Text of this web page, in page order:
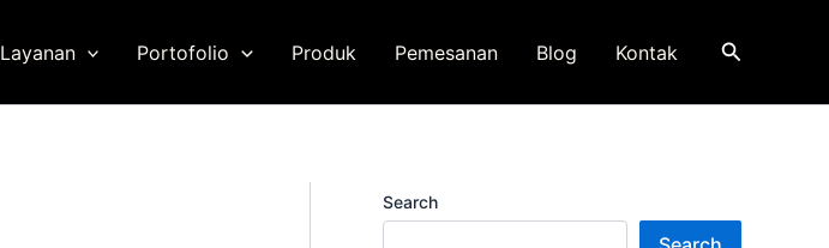
Layanan Portofolio Produk Pemesanan Blog Kontak Search
Search